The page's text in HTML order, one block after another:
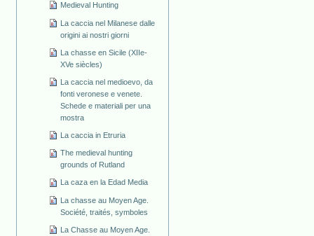
Medieval Hunting
La caccia nel Milanese dalle
origini ai nostri giorni
La chasse en Sicile (XIIe-
XVe siècles)
La caccia nel medioevo, da
fonti veronese e venete.
Schede e materiali per una
mostra
La caccia in Etruria
The medieval hunting
grounds of Rutland
La caza en la Edad Media
La chasse au Moyen Age.
Société, traités, symboles
La Chasse au Moyen Age.